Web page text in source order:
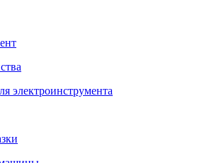
электроинструмента